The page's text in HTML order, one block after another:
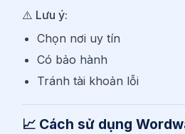
⚠️ Lưu ý:
Chọn nơi uy tín
Có bảo hành
Tránh tài khoản lỗi
📈 Cách sử dụng